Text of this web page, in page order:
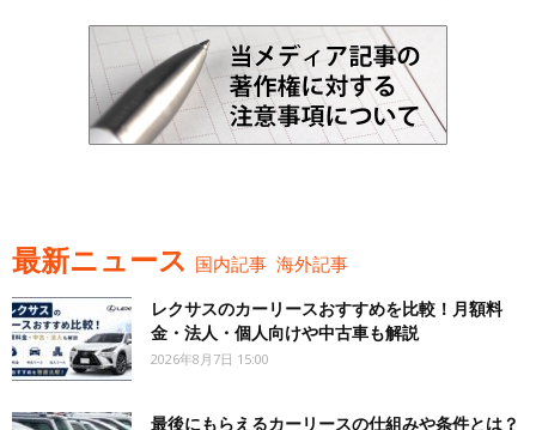
最新ニュース 国内記事 海外記事
レクサスのカーリースおすすめを比較！月額料
金・法人・個人向けや中古車も解説
2026年8月7日 15:00
最後にもらえるカーリースの仕組みや条件とは？